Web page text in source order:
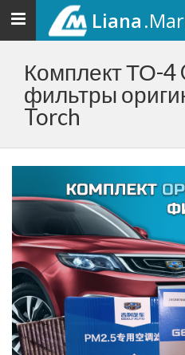
Toggle
navigation
Liana
Комплект ТО-4
фильтры
Torch